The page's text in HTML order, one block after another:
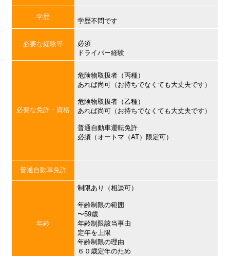
学歴
学歴不問です
必要な経験等
必須
ドライバー経験
必要な免許・資格
危険物取扱者（丙種）
あれば尚可（お持ちでなくても大丈夫です）
危険物取扱者（乙種）
あれば尚可（お持ちでなくても大丈夫です）
普通自動車運転免許
必須（オートマ（AT）限定可）
普通自動車免許
年齢
制限あり（相談可）
年齢制限の範囲
〜59歳
年齢制限該当事由
定年を上限
年齢制限の理由
６０歳定年のため